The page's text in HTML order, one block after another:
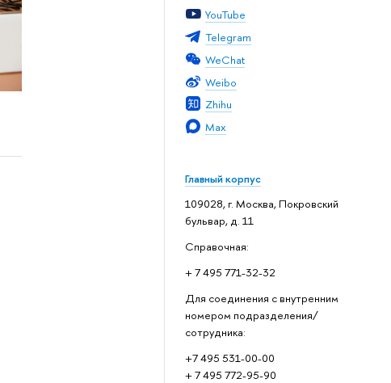
YouTube
Telegram
WeChat
Weibo
Zhihu
Max
Главный корпус
109028, г. Москва, Покровский
бульвар, д. 11
Справочная:
+ 7 495 771-32-32
Для соединения с внутренним
номером подразделения/
сотрудника:
+7 495 531-00-00
+ 7 495 772-95-90